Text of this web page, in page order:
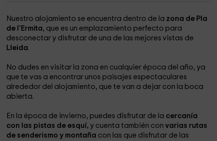
Nuestro alojamiento se encuentra dentro de la zona de Pla
de l'Ermita, que es un emplazamiento perfecto para
desconectar y disfrutar de una de las mejores vistas de
Lleida.
No dudes en visitar la zona en cualquier época del año, ya
que te vas a encontrar unos paisajes espectaculares
alrededor del alojamiento, que te van a dejar con la boca
abierta.
En la época de invierno, puedes disfrutar de la cercanía
con las pistas de esquí, y cuenta también con varias rutas
de senderismo y montaña con las que disfrutar de las